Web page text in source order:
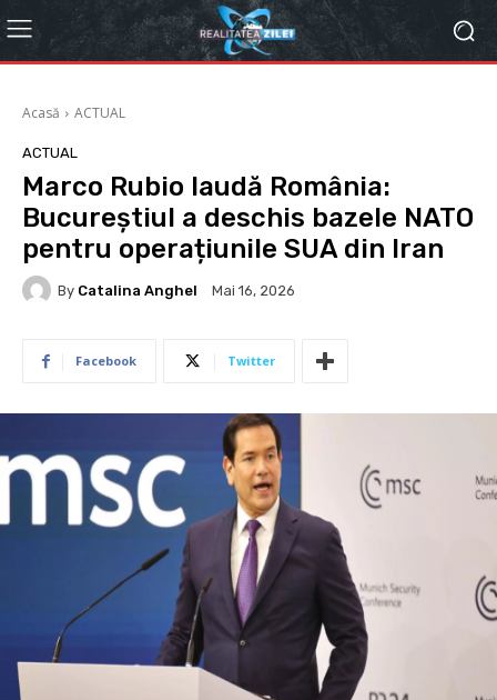
Acasă ACTUAL
ACTUAL
Marco Rubio laudă România:
Bucureștiul a deschis bazele NATO
pentru operațiunile SUA din Iran
By Catalina Anghel Mai 16, 2026
Facebook Twitter